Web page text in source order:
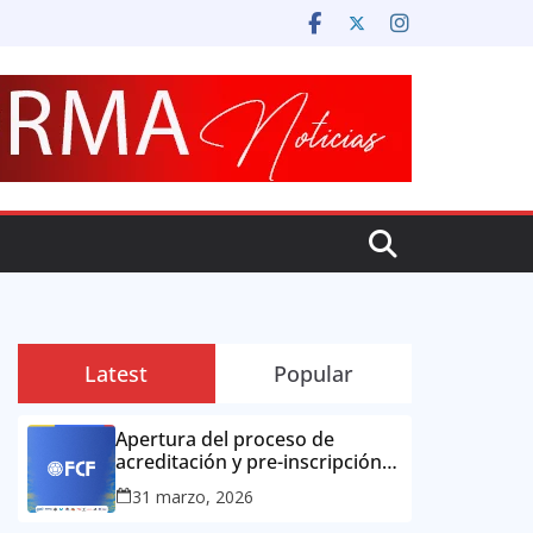
Latest Popular
Apertura del proceso de
acreditación y pre-inscripción
para la prensa colombiana:
Copa Mundial de la FIFA 2026 ™
31 marzo, 2026